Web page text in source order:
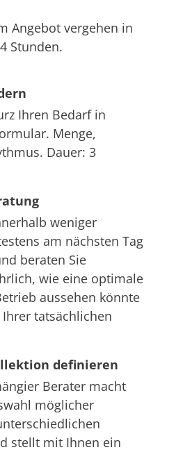
Angebot vergehen in
Stunden.
Ihren Bedarf in
Menge,
Dauer: 3
weniger
am nächsten Tag
beraten Sie
wie eine optimale
aussehen könnte
tatsächlichen
definieren
Berater macht
möglicher
stellt mit Ihnen ein